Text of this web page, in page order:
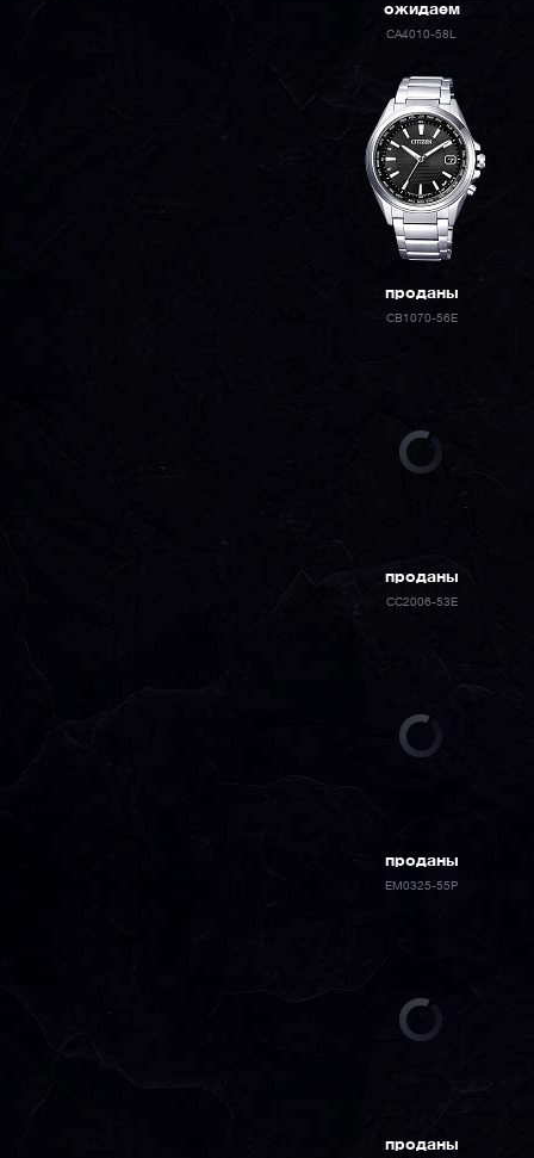
ожидаем
CA4010-58L
проданы
CB1070-56E
проданы
CC2006-53E
проданы
EM0325-55P
проданы